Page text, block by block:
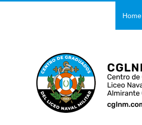
Home